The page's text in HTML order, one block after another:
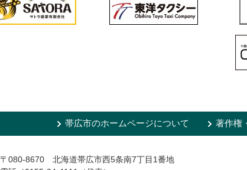
帯広市のホームページについて 著作権
〒080-8670 北海道帯広市西5条南7丁目1番地